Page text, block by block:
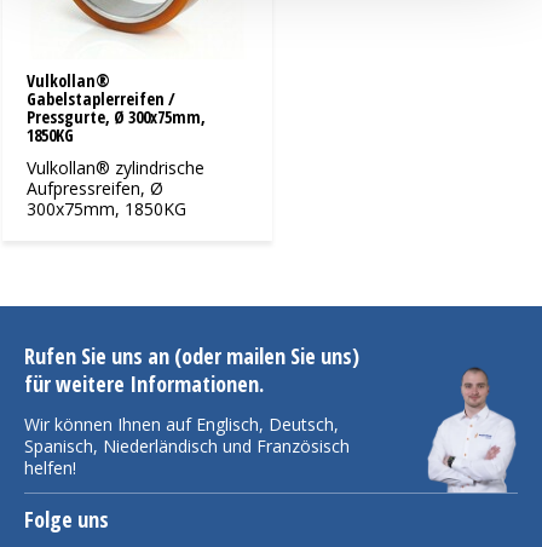
Vulkollan®
Gabelstaplerreifen /
Pressgurte, Ø 300x75mm,
1850KG
Vulkollan® zylindrische
Aufpressreifen, Ø
300x75mm, 1850KG
Rufen Sie uns an (oder mailen Sie uns)
für weitere Informationen.
Wir können Ihnen auf Englisch, Deutsch,
Spanisch, Niederländisch und Französisch
helfen!
Folge uns